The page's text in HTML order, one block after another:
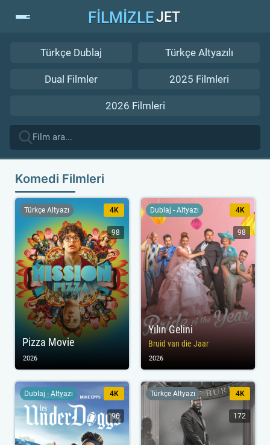
FİLMİZLEJET
Türkçe Dublaj Türkçe Altyazılı
Dual Filmler 2025 Filmleri
2026 Filmleri
Komedi Filmleri
Pizza Movie
Türkçe Altyazı 4K
98
2026
Yılın Gelini
Bruid van die Jaar
Dublaj - Altyazı 4K
98
2026
Dublaj - Altyazı 4K
96
Türkçe Altyazı 4K
172